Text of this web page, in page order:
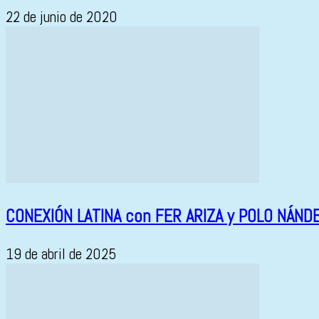
22 de junio de 2020
CONEXIÓN LATINA con FER ARIZA y POLO
19 de abril de 2025